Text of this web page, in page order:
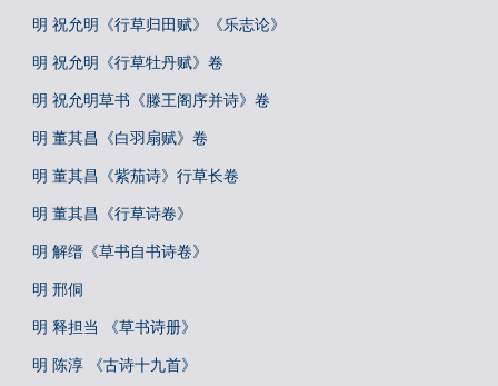
明 祝允明《行草归田赋》《乐志论》
明 祝允明《行草牡丹赋》卷
明 祝允明草书《滕王阁序并诗》卷
明 董其昌《白羽扇赋》卷
明 董其昌《紫茄诗》行草长卷
明 董其昌《行草诗卷》
明 解缙《草书自书诗卷》
明 邢侗
明 释担当 《草书诗册》
明 陈淳 《古诗十九首》